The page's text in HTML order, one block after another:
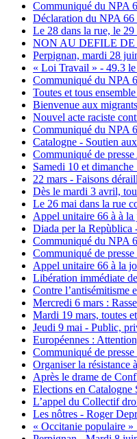
Communiqué du NPA
Déclaration du NPA
Le 28 dans la rue, le
NON AU DEFILE
Perpignan, mardi 28
« Loi Travail » - 49.3
Communiqué du NPA
Toutes et tous
Bienvenue aux
Nouvel acte raciste
Communiqué du NPA
Catalogne - Soutien
Communiqué de
Samedi 10 et
22 mars - Faisons
Dès le mardi 3 avril,
Le 26 mai dans la rue
Appel unitaire 66 à à
Diada per la Repùblica
Communiqué du NPA
Communiqué de
Appel unitaire 66 à la
Libération immédiate
Contre l’antisémitisme
Mercredi 6 mars :
Mardi 19 mars, toutes
Jeudi 9 mai - Public,
Européennes :
Communiqué de
Organiser la résistance
Après le drame de
Elections en
L’appel du Collectif
Les nôtres - Roger
« Occitanie populaire